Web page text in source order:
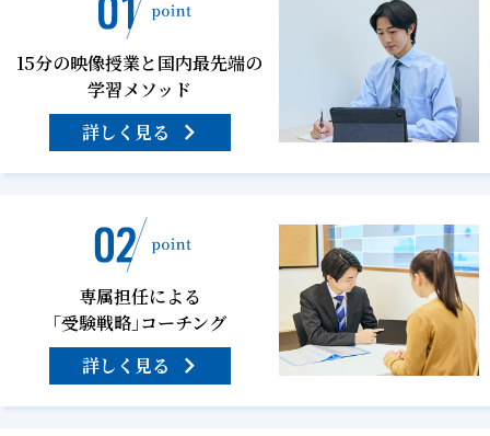
15分の映像授業と国内最先端の
学習メソッド
詳しく見る
専属担任による
「受験戦略」コーチング
詳しく見る